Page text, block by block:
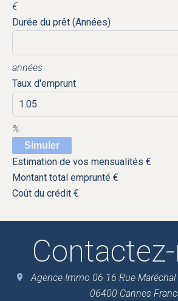
€
Durée du prêt (Années)
années
Taux d'emprunt
%
Simuler
Estimation de vos mensualités €
Montant total emprunté €
Coût du crédit €
Agence Immo 06 16 Rue
06400 Cannes